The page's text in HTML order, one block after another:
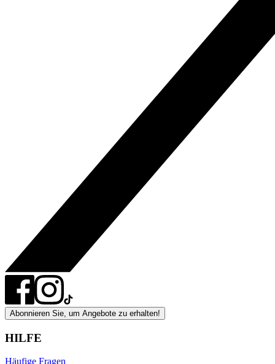
Abonnieren Sie, um Angebote zu erhalten!
HILFE
Häufige Fragen